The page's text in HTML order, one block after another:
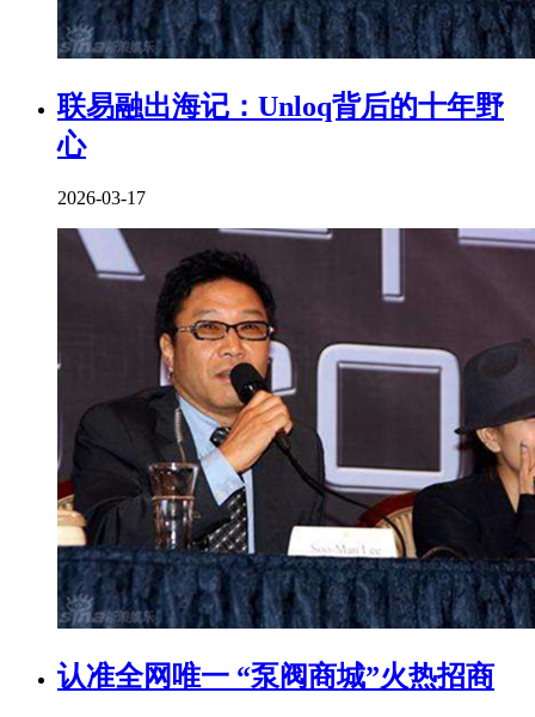
联易融出海记：Unloq背后的十年野
心
2026-03-17
认准全网唯一 “泵阀商城”火热招商